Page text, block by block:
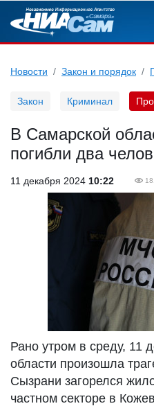
Новости Закон и порядок
Закон Криминал
В Самарской
погибли два
11 декабря 2024 10:22
Рано утром в среду, 11
области произошла
Сызрани загорелся
частном секторе в